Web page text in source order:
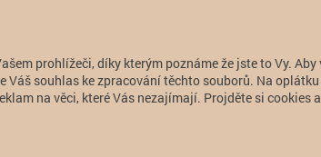
prohlížeči, díky kterým poznáme že jste to Vy.
Váš souhlas ke zpracování těchto souborů. Na
na věci, které Vás nezajímají. Projděte si cookies
Copyright 2011 - 2026 alfatactical | vytvořeno adSYSTEM.